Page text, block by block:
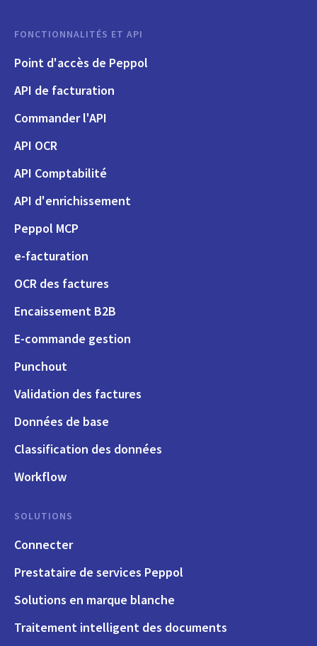
FONCTIONNALITÉS ET API
Point d'accès de Peppol
API de facturation
Commander l'API
API OCR
API Comptabilité
API d'enrichissement
Peppol MCP
e-facturation
OCR des factures
Encaissement B2B
E-commande gestion
Punchout
Validation des factures
Données de base
Classification des données
Workflow
SOLUTIONS
Connecter
Prestataire de services Peppol
Solutions en marque blanche
Traitement intelligent des documents